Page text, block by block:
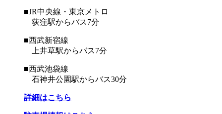
■JR中央線・東京メトロ
荻窪駅からバス7分
■西武新宿線
上井草駅からバス7分
■西武池袋線
石神井公園駅からバス30分
詳細はこちら